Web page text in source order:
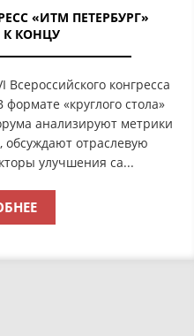
«ИТМ ПЕТЕРБУРГ»
КОНЦУ
конгресса
«круглого стола»
анализируют метрики
обсуждают отраслевую
улучшения са...